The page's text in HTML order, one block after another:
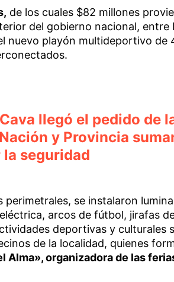
de los cuales $82 millones
del gobierno nacional, entre
nuevo playón multideportivo de
llegó el pedido de
y Provincia
seguridad
se instalaron
arcos de fútbol, jirafas
deportivas y culturales
de la localidad, quienes
Alma», organizadora de las